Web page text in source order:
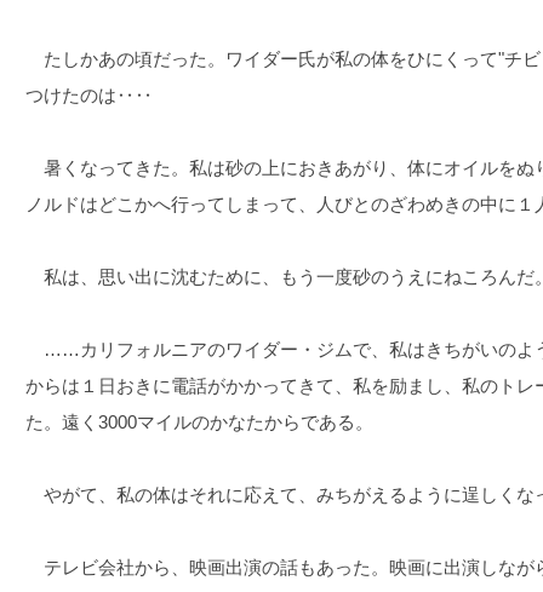
たしかあの頃だった。ワイダー氏が私の体をひにくって"チ
つけたのは‥‥
暑くなってきた。私は砂の上におきあがり、体にオイルをぬ
ノルドはどこかへ行ってしまって、人びとのざわめきの中に
私は、思い出に沈むために、もう一度砂のうえにねころんだ
……カリフォルニアのワイダー・ジムで、私はきちがいのよ
からは１日おきに電話がかかってきて、私を励まし、私のト
た。遠く3000マイルのかなたからである。
やがて、私の体はそれに応えて、みちがえるように逞しくな
テレビ会社から、映画出演の話もあった。映画に出演しなが